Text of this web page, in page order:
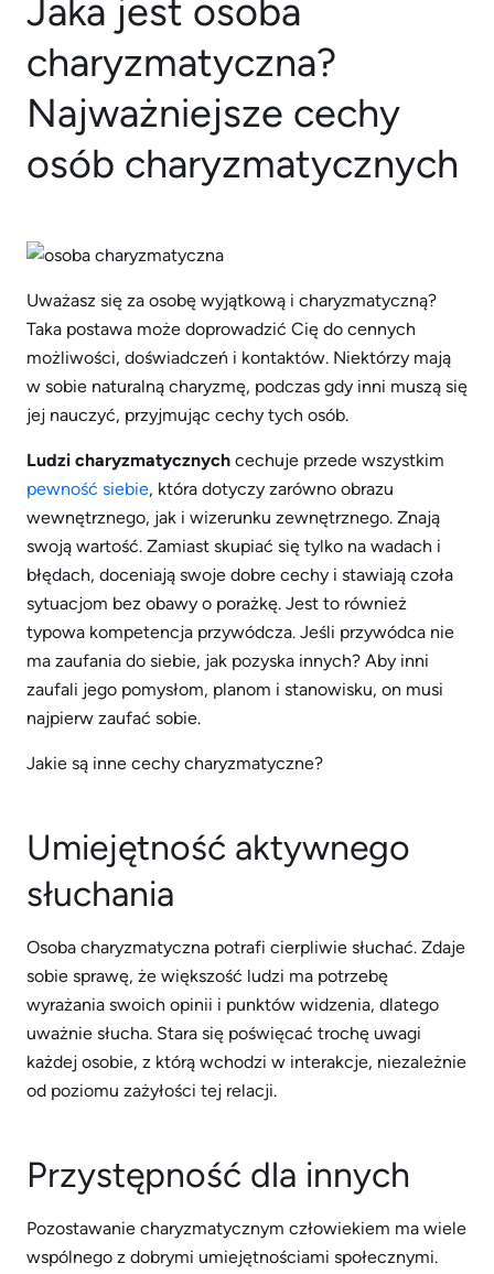
Jaka jest osoba
charyzmatyczna?
Najważniejsze cechy
osób charyzmatycznych
Uważasz się za osobę wyjątkową i charyzmatyczną?
Taka postawa może doprowadzić Cię do cennych
możliwości, doświadczeń i kontaktów. Niektórzy mają
w sobie naturalną charyzmę, podczas gdy inni muszą się
jej nauczyć, przyjmując cechy tych osób.
Ludzi charyzmatycznych cechuje przede wszystkim
pewność siebie, która dotyczy zarówno obrazu
wewnętrznego, jak i wizerunku zewnętrznego. Znają
swoją wartość. Zamiast skupiać się tylko na wadach i
błędach, doceniają swoje dobre cechy i stawiają czoła
sytuacjom bez obawy o porażkę. Jest to również
typowa kompetencja przywódcza. Jeśli przywódca nie
ma zaufania do siebie, jak pozyska innych? Aby inni
zaufali jego pomysłom, planom i stanowisku, on musi
najpierw zaufać sobie.
Jakie są inne cechy charyzmatyczne?
Umiejętność aktywnego
słuchania
Osoba charyzmatyczna potrafi cierpliwie słuchać. Zdaje
sobie sprawę, że większość ludzi ma potrzebę
wyrażania swoich opinii i punktów widzenia, dlatego
uważnie słucha. Stara się poświęcać trochę uwagi
każdej osobie, z którą wchodzi w interakcje, niezależnie
od poziomu zażyłości tej relacji.
Przystępność dla innych
Pozostawanie charyzmatycznym człowiekiem ma wiele
wspólnego z dobrymi umiejętnościami społecznymi.